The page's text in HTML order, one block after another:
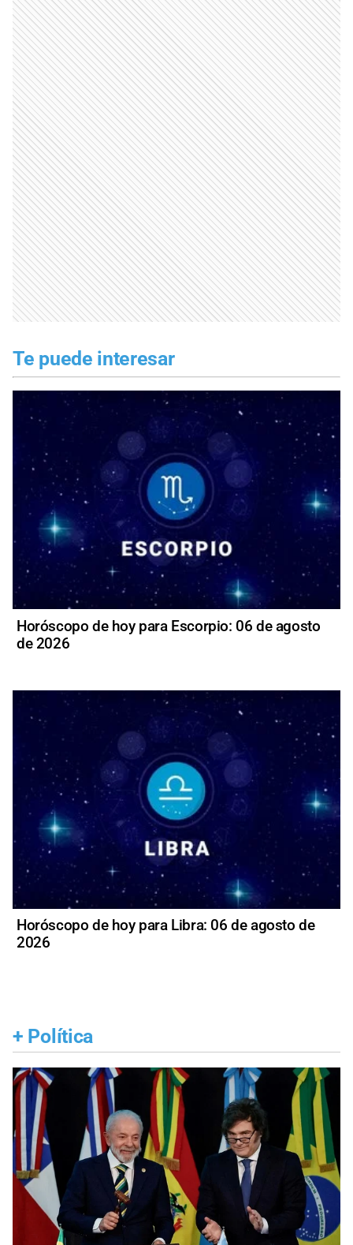
Te puede interesar
Horóscopo de hoy para Escorpio: 06 de agosto
de 2026
Horóscopo de hoy para Libra: 06 de agosto de
2026
+ Política